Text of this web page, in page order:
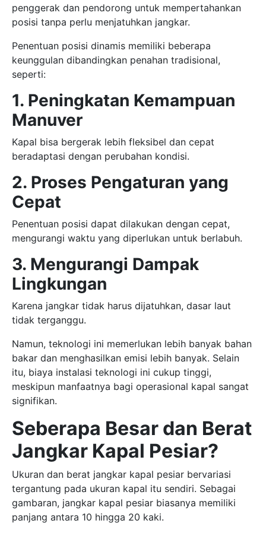
penggerak dan pendorong untuk mempertahankan
posisi tanpa perlu menjatuhkan jangkar.
Penentuan posisi dinamis memiliki beberapa
keunggulan dibandingkan penahan tradisional,
seperti:
1. Peningkatan Kemampuan
Manuver
Kapal bisa bergerak lebih fleksibel dan cepat
beradaptasi dengan perubahan kondisi.
2. Proses Pengaturan yang
Cepat
Penentuan posisi dapat dilakukan dengan cepat,
mengurangi waktu yang diperlukan untuk berlabuh.
3. Mengurangi Dampak
Lingkungan
Karena jangkar tidak harus dijatuhkan, dasar laut
tidak terganggu.
Namun, teknologi ini memerlukan lebih banyak bahan
bakar dan menghasilkan emisi lebih banyak. Selain
itu, biaya instalasi teknologi ini cukup tinggi,
meskipun manfaatnya bagi operasional kapal sangat
signifikan.
Seberapa Besar dan Berat
Jangkar Kapal Pesiar?
Ukuran dan berat jangkar kapal pesiar bervariasi
tergantung pada ukuran kapal itu sendiri. Sebagai
gambaran, jangkar kapal pesiar biasanya memiliki
panjang antara 10 hingga 20 kaki.